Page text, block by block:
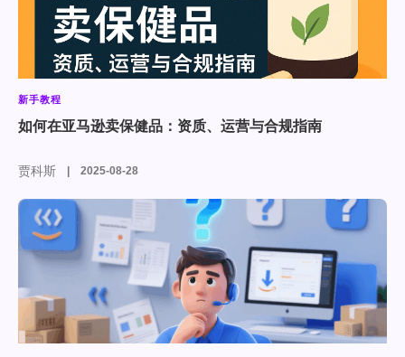
新手教程
如何在亚马逊卖保健品：资质、运营与合规指南
贾科斯 2025-08-28